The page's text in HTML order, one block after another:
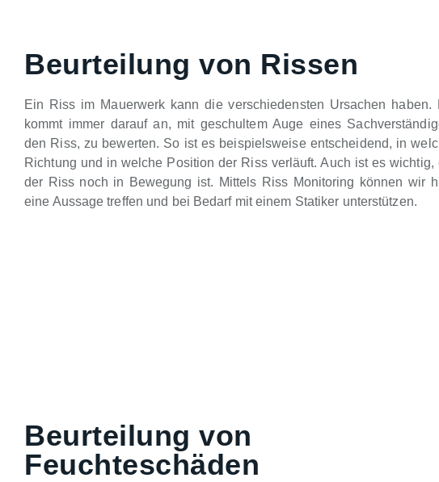
Beurteilung von Rissen
Ein Riss im Mauerwerk kann die verschiedensten Ursachen haben.
kommt immer darauf an, mit geschultem Auge eines
den Riss, zu bewerten. So ist es beispielsweise entscheidend, in
Richtung und in welche Position der Riss verläuft. Auch ist es wichtig,
der Riss noch in Bewegung ist. Mittels Riss Monitoring können wir
eine Aussage treffen und bei Bedarf mit einem Statiker unterstützen.
Beurteilung von
Feuchteschäden